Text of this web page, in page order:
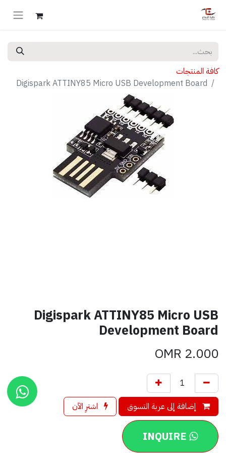
كافة المنتجات
Digispark ATTINY85 Micro USB Development Board
Digispark ATTINY85 Micro USB
Development Board
2.000
إضافة إلى عربة التسوق اشترِ الآن
INQUIRE